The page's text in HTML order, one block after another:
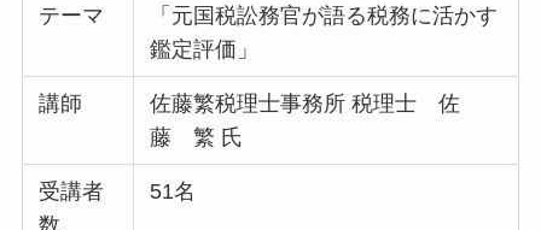
テーマ
「元国税訟務官が語る税務に活かす
鑑定評価」
講師
佐藤繁税理士事務所 税理士 佐
藤 繁 氏
受講者
数
51名